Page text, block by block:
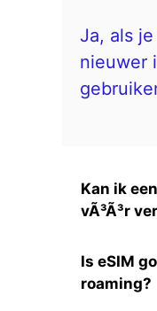
Ja, als
nieuwer
Kan ik
vÃ³Ã³r
Is eSIM
roaming?